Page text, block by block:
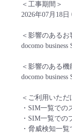
＜工事期間＞
2026年07月18
＜影響のあるお
docomo
＜影響のある機
docomo
＜ご利用いただ
・SIM一覧で
・SIM一覧での
・脅威検知一